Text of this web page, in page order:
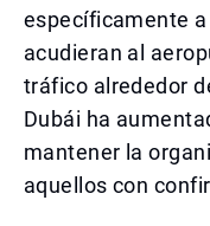
específicamente
acudieran al
tráfico alrededor
Dubái ha
mantener la
aquellos con